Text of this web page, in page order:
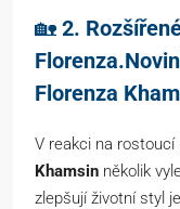
🏡 2.
Florenza
V reakci na rostoucí
Khamsin několik
zlepšují životní styl